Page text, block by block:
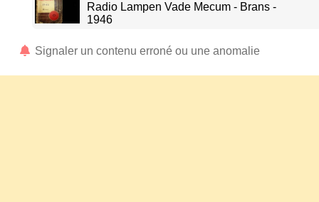
Radio Lampen Vade Mecum - Brans -
1946
Signaler un contenu erroné ou une anomalie